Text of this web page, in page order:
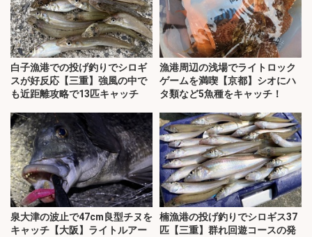
白子漁港での投げ釣りでシロギ
スが好反応【三重】強風の中で
も近距離攻略で13匹キャッチ
漁港周辺の浅場でライトロック
ゲームを満喫【京都】シオにハ
タ類など5魚種をキャッチ！
泉大津の波止で47cm良型チヌを
キャッチ【大阪】ライトルアー
楠漁港の投げ釣りでシロギス37
匹【三重】群れ回遊コースの発